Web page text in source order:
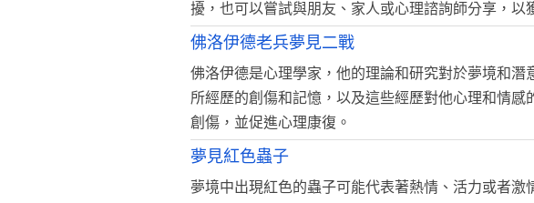
擾，也可以嘗試與朋友、家人或心理諮詢師分享，以
佛洛伊德老兵夢見二戰
佛洛伊德是心理學家，他的理論和研究對於夢境和
所經歷的創傷和記憶，以及這些經歷對他心理和情
創傷，並促進心理康復。
夢見紅色蟲子
夢境中出現紅色的蟲子可能代表著熱情、活力或者